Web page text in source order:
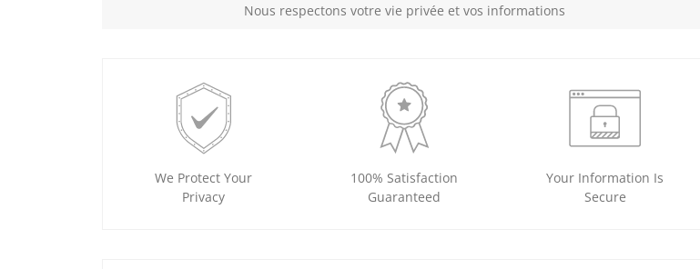
Nous respectons votre vie privée et vos informations
We Protect Your
Privacy
100% Satisfaction
Guaranteed
Your Information Is
Secure